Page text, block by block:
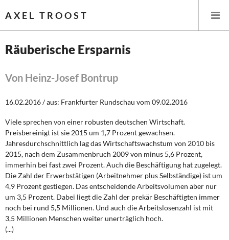
AXEL TROOST
Leitlinien linker Wirtschafts- und Finanzpolitik
Wirtschaftspolitik
Steuer- und Finanzpolitik
Öffentliche Infrastruktur und Daseinsvorsorge
Eurokrise und Griechenland
Räuberische Ersparnis
Von Heinz-Josef Bontrup
16.02.2016 / aus: Frankfurter Rundschau vom 09.02.2016
Viele sprechen von einer robusten deutschen Wirtschaft.
Preisbereinigt ist sie 2015 um 1,7 Prozent gewachsen.
Jahresdurchschnittlich lag das Wirtschaftswachstum von 2010 bis
2015, nach dem Zusammenbruch 2009 von minus 5,6 Prozent,
immerhin bei fast zwei Prozent. Auch die Beschäftigung hat zugelegt.
Die Zahl der Erwerbstätigen (Arbeitnehmer plus Selbständige) ist um
4,9 Prozent gestiegen. Das entscheidende Arbeitsvolumen aber nur
um 3,5 Prozent. Dabei liegt die Zahl der prekär Beschäftigten immer
noch bei rund 5,5 Millionen. Und auch die Arbeitslosenzahl ist mit
3,5 Millionen Menschen weiter unerträglich hoch.
(...)